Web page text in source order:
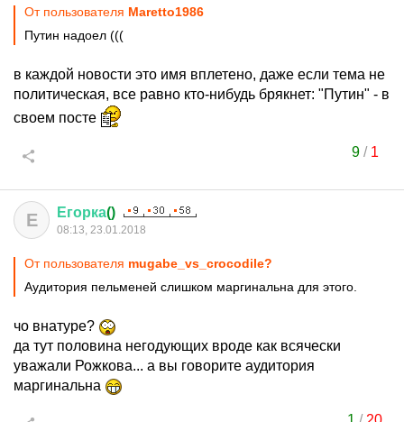
От пользователя Maretto1986
Путин надоел (((
в каждой новости это имя вплетено, даже если тема не
политическая, все равно кто-нибудь брякнет: "Путин" - в
своем посте
9/ 1
Е Егорка()
08:13, 23.01.2018
От пользователя mugabe_vs_crocodile?
Аудитория пельменей слишком маргинальна для этого.
чо внатуре?
да тут половина негодующих вроде как всячески
уважали Рожкова... а вы говорите аудитория
маргинальна